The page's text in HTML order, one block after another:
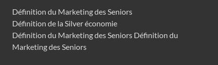
Définition du Marketing des Seniors
Définition de la Silver économie
Définition du Marketing des Seniors Définition du
Marketing des Seniors